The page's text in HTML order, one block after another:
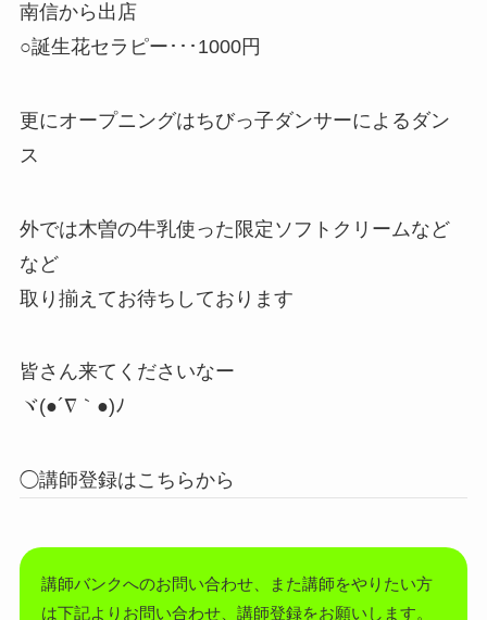
南信から出店
○誕生花セラピー･･･1000円
更にオープニングはちびっ子ダンサーによるダン
ス
外では木曽の牛乳使った限定ソフトクリームなど
など
取り揃えてお待ちしております
皆さん来てくださいなー
ヾ(●´∇｀●)ﾉ
◯講師登録はこちらから
講師バンクへのお問い合わせ、また講師をやりたい方
は下記よりお問い合わせ、講師登録をお願いします。